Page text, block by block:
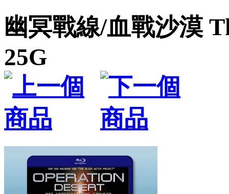
幽冥戰線/血戰沙漠
25G